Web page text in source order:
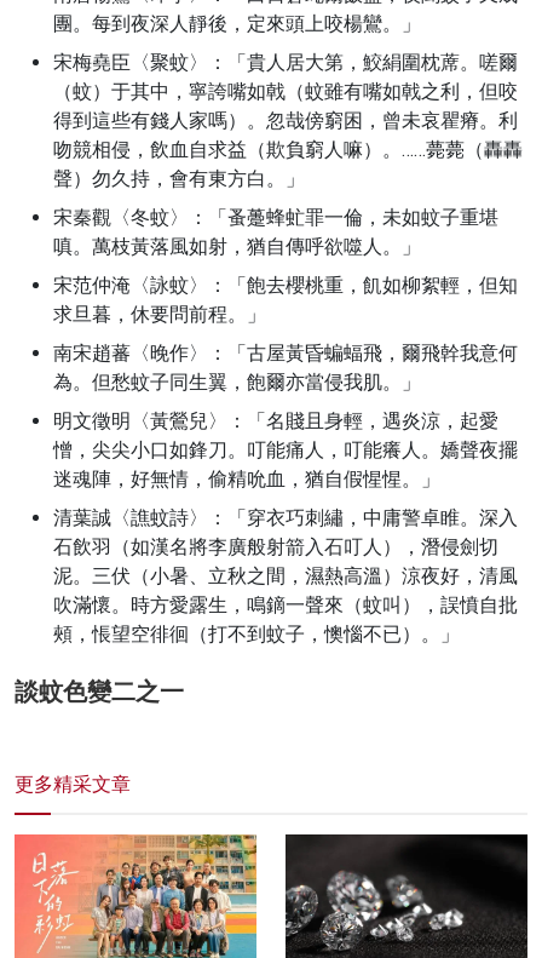
團。每到夜深人靜後，定來頭上咬楊鸞。」
宋梅堯臣〈聚蚊〉：「貴人居大第，鮫絹圍枕蓆。嗟爾
（蚊）于其中，寧誇嘴如戟（蚊雖有嘴如戟之利，但咬
得到這些有錢人家嗎）。忽哉傍窮困，曾未哀瞿瘠。利
吻競相侵，飲血自求益（欺負窮人嘛）。……薨薨（轟轟
聲）勿久持，會有東方白。」
宋秦觀〈冬蚊〉：「蚤躉蜂虻罪一倫，未如蚊子重堪
嗔。萬枝黃落風如射，猶自傳呼欲噬人。」
宋范仲淹〈詠蚊〉：「飽去櫻桃重，飢如柳絮輕，但知
求旦暮，休要問前程。」
南宋趙蕃〈晚作〉：「古屋黃昏蝙蝠飛，爾飛幹我意何
為。但愁蚊子同生翼，飽爾亦當侵我肌。」
明文徵明〈黃鶯兒〉：「名賤且身輕，遇炎涼，起愛
憎，尖尖小口如鋒刀。叮能痛人，叮能癢人。嬌聲夜擺
迷魂陣，好無情，偷精吮血，猶自假惺惺。」
清葉誠〈譙蚊詩〉：「穿衣巧刺繡，中庸警卓睢。深入
石飲羽（如漢名將李廣般射箭入石叮人），潛侵劍切
泥。三伏（小暑、立秋之間，濕熱高溫）涼夜好，清風
吹滿懷。時方愛露生，鳴鏑一聲來（蚊叫），誤憤自批
頰，悵望空徘徊（打不到蚊子，懊惱不已）。」
談蚊色變二之一
更多精采文章